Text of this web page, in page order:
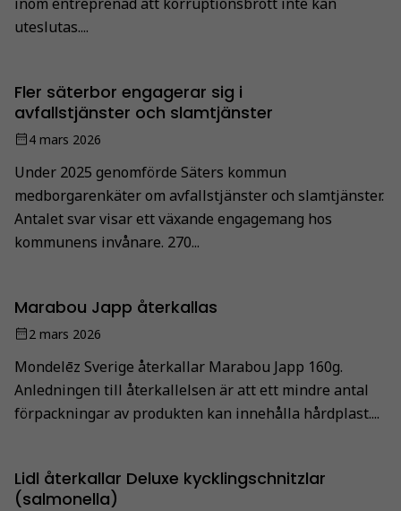
uteslutas....
Fler säterbor engagerar sig i
avfallstjänster och slamtjänster
4 mars 2026
Under 2025 genomförde Säters kommun
medborgarenkäter om avfallstjänster och slamtjänster.
Antalet svar visar ett växande engagemang hos
kommunens invånare. 270...
Marabou Japp återkallas
2 mars 2026
Mondelēz Sverige återkallar Marabou Japp 160g.
Anledningen till återkallelsen är att ett mindre antal
förpackningar av produkten kan innehålla hårdplast....
Lidl återkallar Deluxe kycklingschnitzlar
(salmonella)